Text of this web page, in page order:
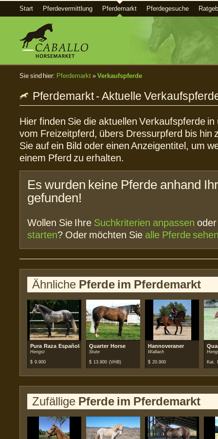
Start Pferdevermittlung Pferdemarkt Pferdegesuche
Sie sind hier: Pferdemarkt » Verkaufspferde
Pferdemarkt - Aktuelle
Hier finden Sie die aktuellen Verkaufspferde
vom Freizeitpferd, übers Dressurpferd bis hin
Sie auf ein Bild oder einen Anzeigentitel, um
einem Pferd zu erhalten.
Es wurden keine Pferde anhand
gefunden!
Wollen Sie Ihre Suchkriterien anpassen
starten? Oder möchten Sie alle Pferde
Ähnliche Pferde im Pferdemarkt
Pura Raza Española (PRE)
Hengst
$ 9.900
Quarter Horse
Stute
$ 13.900 (VHB)
Hannoveraner
Wallach
$ 20.900 Kat.
Zufällige Pferde im Pferdemarkt